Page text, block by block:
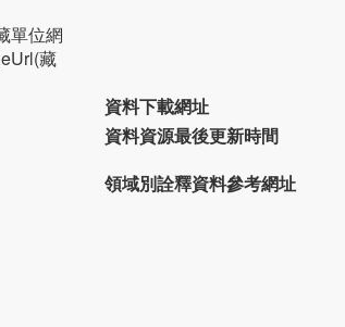
單位網
藏
資料下載網址
資料資源最後更新時間
領域別詮釋資料參考網址